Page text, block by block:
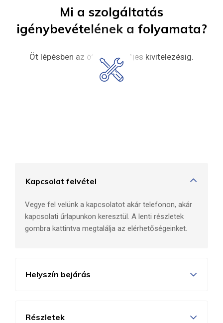
Mi a szolgáltatás
igénybevételének a folyamata?
Öt lépésben az ötlettől a teljes kivitelezésig.
Kapcsolat felvétel
Vegye fel velünk a kapcsolatot akár telefonon, akár
kapcsolati űrlapunkon keresztül. A lenti részletek
gombra kattintva megtalálja az elérhetőségeinket.
Helyszín bejárás
Részletek